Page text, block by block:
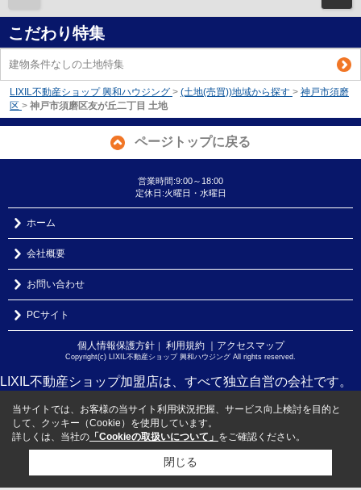
こだわり特集
建物条件なしの土地特集
LIXIL不動産ショップ 興和ハウジング > (土地(売買))地域から探す > 神戸市須磨
区 > 神戸市須磨区友が丘二丁目 土地
ページトップに戻る
営業時間:9:00～18:00
定休日:火曜日・水曜日
ホーム
会社概要
お問い合わせ
PCサイト
個人情報保護方針｜ 利用規約 ｜アクセスマップ
Copyright(c) LIXIL不動産ショップ 興和ハウジング All rights reserved.
LIXIL不動産ショップ加盟店は、すべて独立自営の会社です。
当サイトでは、お客様の当サイト利用状況把握、サービス向上検討を目的と
して、クッキー（Cookie）を使用しています。
詳しくは、当社の 「Cookieの取扱いについて」 をご確認ください。
閉じる